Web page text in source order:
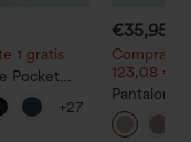
1 gratis
Pocket
Pants
+27
€35,95
Compra 2
123,08 €.
y pierna
lino y